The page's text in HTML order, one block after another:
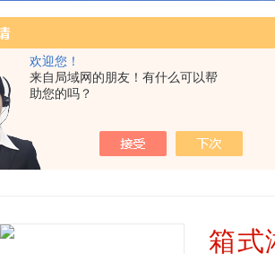
欢迎您！
来自局域网的朋友！有什么可以帮
助您的吗？
箱式